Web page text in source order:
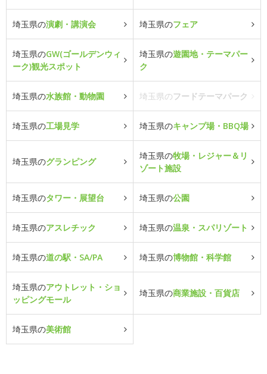
埼玉県の演劇・講演会 埼玉県のフェア
埼玉県のGW(ゴールデンウィ
ーク)観光スポット
埼玉県の遊園地・テーマパー
ク
埼玉県の水族館・動物園 埼玉県のフードテーマパーク
埼玉県の工場見学 埼玉県のキャンプ場・BBQ場
埼玉県のグランピング
埼玉県の牧場・レジャー＆リ
ゾート施設
埼玉県のタワー・展望台 埼玉県の公園
埼玉県のアスレチック 埼玉県の温泉・スパリゾート
埼玉県の道の駅・SA/PA 埼玉県の博物館・科学館
埼玉県のアウトレット・ショ
ッピングモール
埼玉県の商業施設・百貨店
埼玉県の美術館